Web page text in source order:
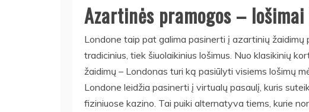
Azartinės pramogos –
Londone taip pat galima pasinerti į azartinių žaidimų
tradicinius, tiek šiuolaikinius lošimus. Nuo klasikinių
žaidimų – Londonas turi ką pasiūlyti visiems lošimų
Londone leidžia pasinerti į virtualų pasaulį, kuris
fiziniuose kazino. Tai puiki alternatyva tiems, kurie